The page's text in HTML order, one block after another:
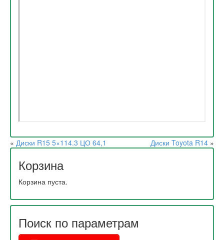
« Диски R15 5×114.3 ЦО 64,1 Диски Toyota R14 »
Корзина
Корзина пуста.
Поиск по параметрам